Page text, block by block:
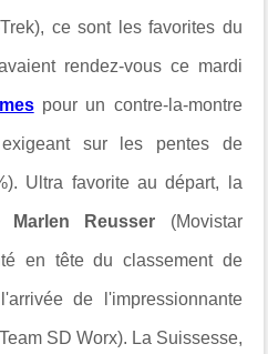
ce sont les favorites du
rendez-vous ce mardi
pour un contre-la-montre
exigeant sur les pentes de
Ultra favorite au départ, la
Marlen Reusser (Movistar
en tête du classement de
de l'impressionnante
SD Worx). La Suissesse,